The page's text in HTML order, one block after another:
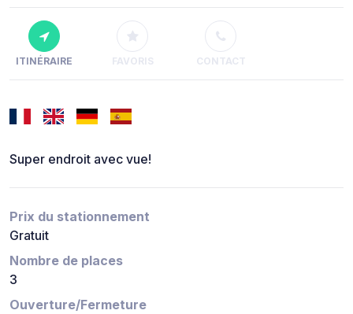
ITINÉRAIRE FAVORIS CONTACT
Super endroit avec vue!
Prix du stationnement
Gratuit
Nombre de places
3
Ouverture/Fermeture